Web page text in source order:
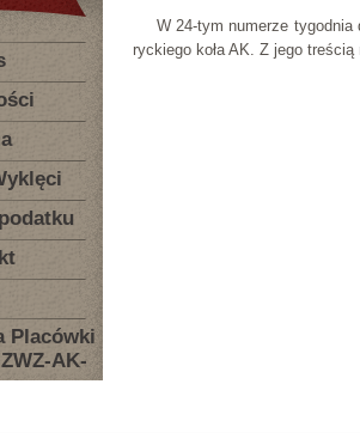
Placówki
AK-
W 24-tym numerze tygodnia
ryckiego koła AK. Z jego